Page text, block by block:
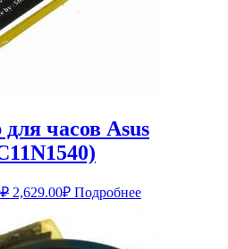
часов Asus
₽ Первоначальная
составляла
2,868.00₽.
2,629.00₽Текущая
Подробнее